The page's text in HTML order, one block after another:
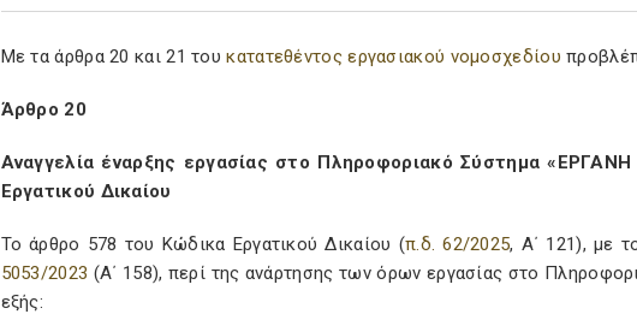
Με τα άρθρα 20 και 21 τουκατατεθέντος εργασιακού νομοσχεδίου
Άρθρο 20
Αναγγελία έναρξης εργασίας στο Πληροφοριακό Σύστημα
Εργατικού Δικαίου
Το άρθρο 578 του Κώδικα Εργατικού Δικαίου (π.δ. 62/2025, Α΄ 121), με
5053/2023 (Α΄ 158), περί της ανάρτησης των όρων εργασίας στο
εξής: